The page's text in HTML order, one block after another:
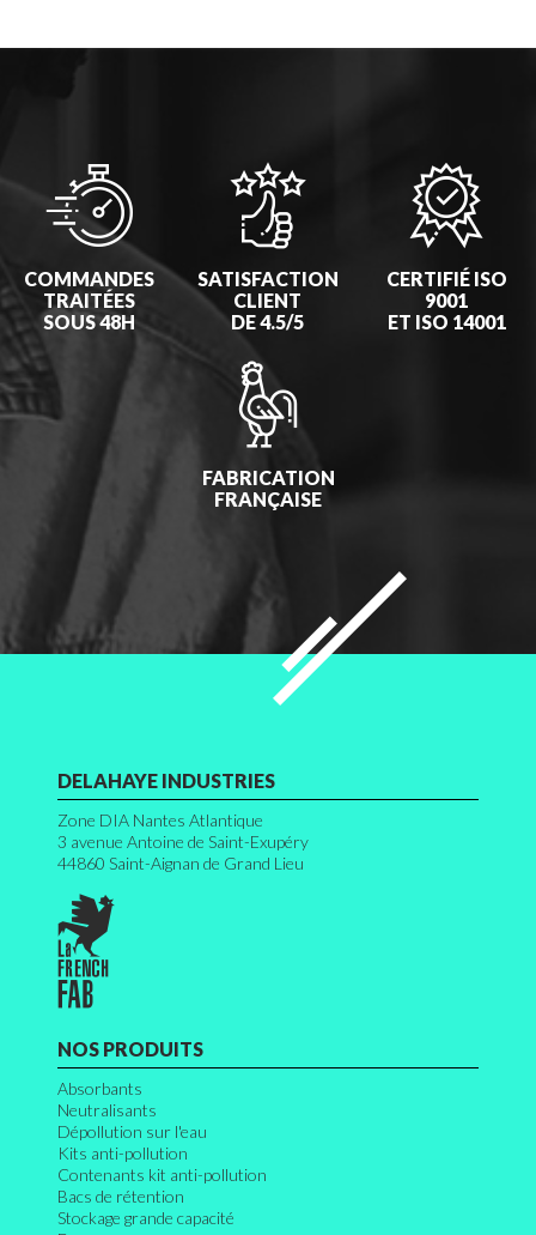
COMMANDES
TRAITÉES
SOUS 48H
SATISFACTION
CLIENT
DE 4.5/5
CERTIFIÉ ISO
9001
ET ISO 14001
FABRICATION
FRANÇAISE
DELAHAYE INDUSTRIES
Zone DIA Nantes Atlantique
3 avenue Antoine de Saint-Exupéry
44860 Saint-Aignan de Grand Lieu
NOS PRODUITS
Absorbants
Neutralisants
Dépollution sur l'eau
Kits anti-pollution
Contenants kit anti-pollution
Bacs de rétention
Stockage grande capacité